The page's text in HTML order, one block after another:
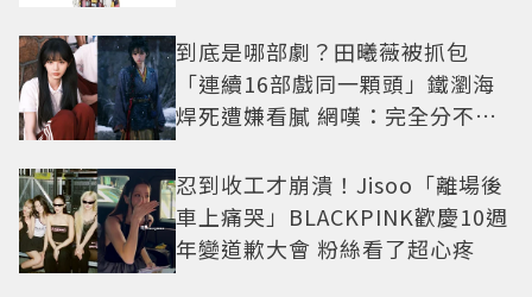
到底是哪部劇？田曦薇被抓包
「連續16部戲同一顆頭」鐵瀏海
焊死遭嫌看膩 網嘆：完全分不出
忍到收工才崩潰！Jisoo「離場後
車上痛哭」BLACKPINK歡慶10週
年變道歉大會 粉絲看了超心疼